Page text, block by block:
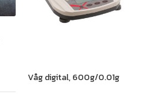
Våg digital, 600g/0.01g